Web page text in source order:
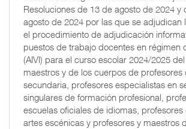
Resoluciones de 13 de agosto de 2024 y
agosto de 2024 por las que se adjudican
el procedimiento de adjudicación
puestos de trabajo docentes en régimen
(AIVI) para el curso escolar 2024/2025
maestros y de los cuerpos de profesores
secundaria, profesores especialistas en
singulares de formación profesional,
escuelas oficiales de idiomas,
artes escénicas y profesores y maestros